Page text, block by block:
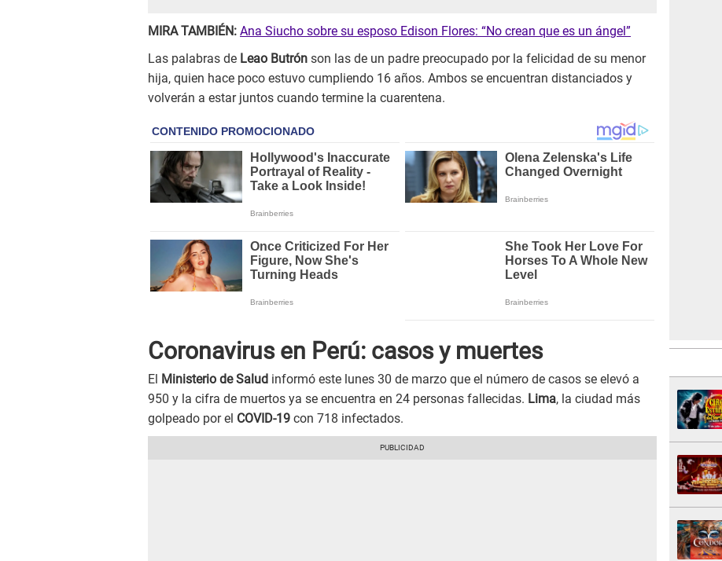
MIRA TAMBIÉN: Ana Siucho sobre su esposo Edison Flores: “No crean que es un ángel”
Las palabras de Leao Butrón son las de un padre preocupado por la felicidad de su menor
hija, quien hace poco estuvo cumpliendo 16 años. Ambos se encuentran distanciados y
volverán a estar juntos cuando termine la cuarentena.
Coronavirus en Perú: casos y muertes
El Ministerio de Salud informó este lunes 30 de marzo que el número de casos se elevó a
950 y la cifra de muertos ya se encuentra en 24 personas fallecidas. Lima, la ciudad más
golpeado por el COVID-19 con 718 infectados.